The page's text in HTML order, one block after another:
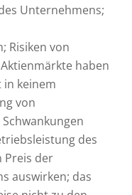
Unternehmens;
Risiken von
haben
keinem
von
des
Preis der
auswirken; das